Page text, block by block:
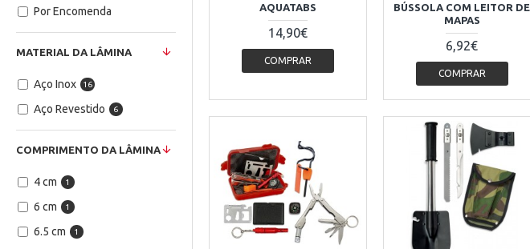
COMPRIMENTO DA LÂMINA
4 cm 1
6 cm 1
6.5 cm 1
MATERIAL DA LÂMINA
Aço Inox 16
Aço Revestido 6
Por Encomenda
AQUATABS
14,90€
COMPRAR
BÚSSOLA COM LEITOR DE
MAPAS
6,92€
COMPRAR